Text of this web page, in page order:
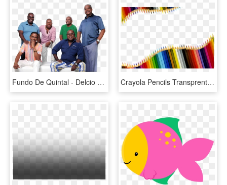
Fundo De Quintal - Delcio Luiz Fundo De Quintal, HD Png Download Crayola Pencils Transprent - Fundo Lapis De Cor Png, Transparent Png